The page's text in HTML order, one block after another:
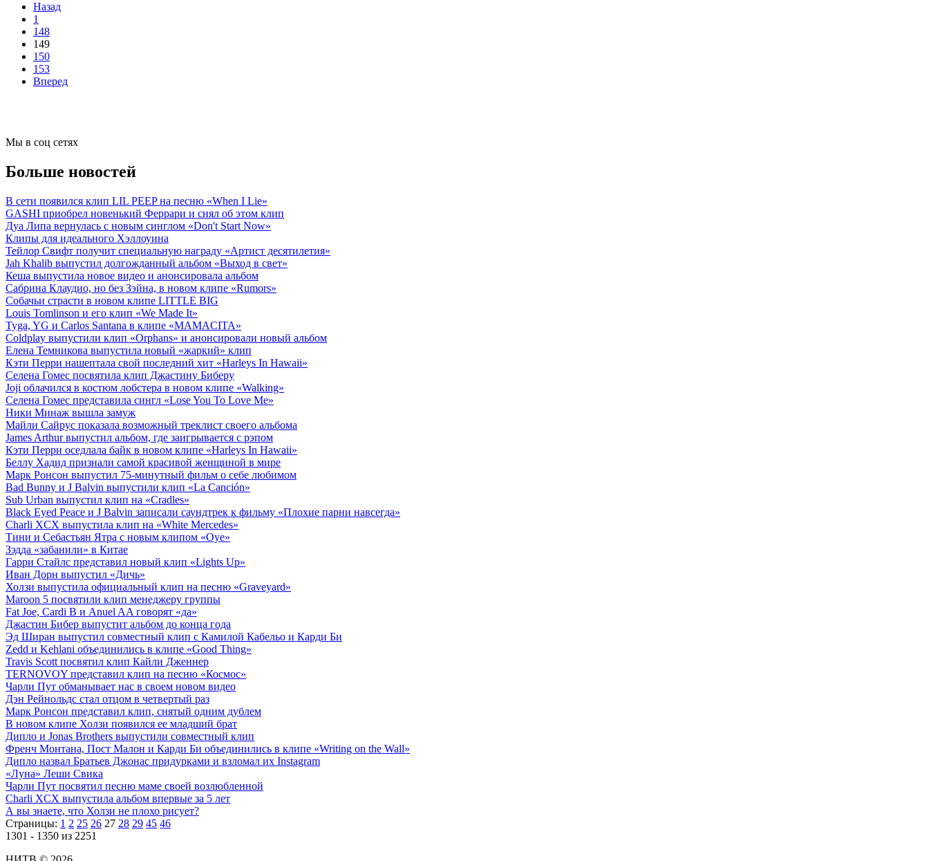
Назад
1
148
149
150
153
Вперед
Мы в соц сетях
Больше новостей
В сети появился клип LIL PEEP на песню «When I Lie»
GASHI приобрел новенький Феррари и снял об этом клип
Дуа Липа вернулась с новым синглом «Don't Start Now»
Клипы для идеального Хэллоуина
Тейлор Свифт получит специальную награду «Артист десятилетия»
Jah Khalib выпустил долгожданный альбом «Выход в свет»
Кеша выпустила новое видео и анонсировала альбом
Сабрина Клаудио, но без Зэйна, в новом клипе «Rumors»
Собачьи страсти в новом клипе LITTLE BIG
Louis Tomlinson и его клип «We Made It»
Tyga, YG и Carlos Santana в клипе «MAMACITA»
Coldplay выпустили клип «Orphans» и анонсировали новый альбом
Елена Темникова выпустила новый «жаркий» клип
Кэти Перри нашептала свой последний хит «Harleys In Hawaii»
Селена Гомес посвятила клип Джастину Биберу
Joji облачился в костюм лобстера в новом клипе «Walking»
Селена Гомес представила сингл «Lose You To Love Me»
Ники Минаж вышла замуж
Майли Сайрус показала возможный треклист своего альбома
James Arthur выпустил альбом, где заигрывается с рэпом
Кэти Перри оседлала байк в новом клипе «Harleys In Hawaii»
Беллу Хадид признали самой красивой женщиной в мире
Марк Ронсон выпустил 75-минутный фильм о себе любимом
Bad Bunny и J Balvin выпустили клип «La Canción»
Sub Urban выпустил клип на «Cradles»
Black Eyed Peace и J Balvin записали саундтрек к фильму «Плохие парни навсегда»
Charli XCX выпустила клип на «White Mercedes»
Тини и Себастьян Ятра с новым клипом «Oye»
Зэдда «забанили» в Китае
Гарри Стайлс представил новый клип «Lights Up»
Иван Дорн выпустил «Дичь»
Холзи выпустила официальный клип на песню «Graveyard»
Maroon 5 посвятили клип менеджеру группы
Fat Joe, Cardi B и Anuel AA говорят «да»
Джастин Бибер выпустит альбом до конца года
Эд Ширан выпустил совместный клип с Камилой Кабельо и Карди Би
Zedd и Kehlani объединились в клипе «Good Thing»
Travis Scott посвятил клип Кайли Дженнер
TERNOVOY представил клип на песню «Космос»
Чарли Пут обманывает нас в своем новом видео
Дэн Рейнольдс стал отцом в четвертый раз
Марк Ронсон представил клип, снятый одним дублем
В новом клипе Холзи появился ее младший брат
Дипло и Jonas Brothers выпустили совместный клип
Френч Монтана, Пост Малон и Карди Би объединились в клипе «Writing on the Wall»
Дипло назвал Братьев Джонас придурками и взломал их Instagram
«Луна» Леши Свика
Чарли Пут посвятил песню маме своей возлюбленной
Charli XCX выпустила альбом впервые за 5 лет
А вы знаете, что Холзи не плохо рисует?
Страницы: 1 2 25 26 27 28 29 45 46
1301 - 1350 из 2251